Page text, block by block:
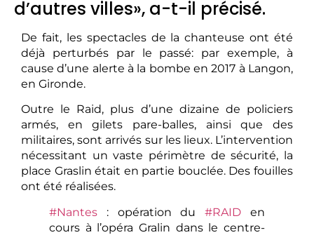
d’autres villes», a-t-il précisé.
De fait, les spectacles de la chanteuse ont été
déjà perturbés par le passé: par exemple, à
cause d’une alerte à la bombe en 2017 à Langon,
en Gironde.
Outre le Raid, plus d’une dizaine de policiers
armés, en gilets pare-balles, ainsi que des
militaires, sont arrivés sur les lieux. L’intervention
nécessitant un vaste périmètre de sécurité, la
place Graslin était en partie bouclée. Des fouilles
ont été réalisées.
#Nantes : opération du#RAID en
cours à l’opéra Gralin dans le centre-